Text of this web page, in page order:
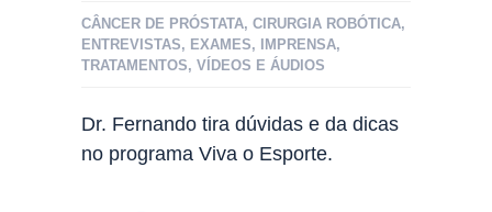
CÂNCER DE PRÓSTATA, CIRURGIA ROBÓTICA,
ENTREVISTAS, EXAMES, IMPRENSA,
TRATAMENTOS, VÍDEOS E ÁUDIOS
Dr. Fernando tira dúvidas e da dicas
no programa Viva o Esporte.